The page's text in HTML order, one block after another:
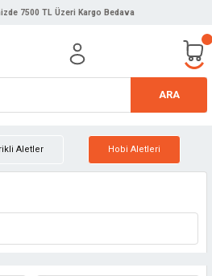
7500 TL Üzeri Kargo Bedava
ARA
Aletler Hobi Aletleri